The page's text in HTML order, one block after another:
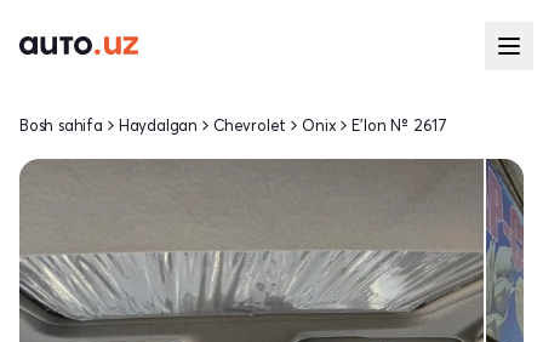
Bosh sahifa Haydalgan Chevrolet Onix E'lon № 2617